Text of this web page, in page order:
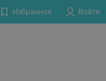
Избранное Войти